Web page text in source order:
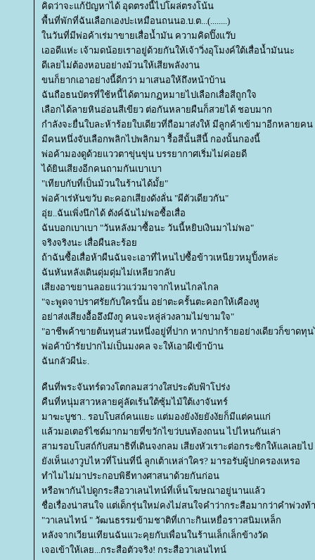
คิดว่าจะแก้ปัญหาได้ อุดตรงนี้ไปโผล่ตรงโน้น
พื้นที่พักที่ฉันเลือกเองปะเหมือนถนนอ.บ.ต...(........)
นวันที่มีพ่อค้าเร่มาขายเสื่อน้ำมัน ความคิดปิ๊งแว๊บ
เออดีแห่ะ เจ้ามดน้อยเราอยู่ด้วยกันให้เจ้าวิ่งอุโมงค์ใต้เสื่อน้ำมันนะ
ดีเลยไม่ต้องหอบอย่างม้วนให้เสียพลังงาน
ขนก็ยากเอาอย่างนี้ดีกว่า มาเสนอให้ถึงหน้าบ้าน
ฉันถือธนบัตรที่ใช้หนี้ได้ตามกฏหมายไปเลือกเสื่อสีถูกใจ
เลือกได้ลายหินอ่อนสีเขียว ต่อกันหลายผืนก็สวยได้ ชอบมาก
กำลังจะยื่นใบละห้าร้อยใบเดียวที่ถือมาส่งให้ มีลูกค้าเข้ามาอีกหลายคน
มีคนหนึ่งจับเลือกพลิกไปพลิกมา รื้อสีนั้นสีนี้ กองนั้นกองนี้
พ่อค้ามองดูด้วยแววตาขุ่นขุ่น บรรยากาศเริ่มไม่ค่อยดี
ได้ยินเสียงอีกคนถามกันเบาเบา
"เทียบกับที่เป็นม้วนในร้านได้มั้ย"
พ่อค้าเร่หันขวับ ตะคอกเสียงดังลั่น "ผีตัวเดียวกัน"
อุ่ย..ฉันเพิ่งนึกได้ ตังค์ฉันไม่พอซื้อเสื่อ
ฉันบอกเบาเบา "วันหลังมาซื้อนะ วันนี้หยิบเงินมาไม่พอ"
จริงจริงนะ เสื่อผืนละร้อ
ถ้าฉันซื้อเสื่อห้าผืนฉันจะเอาที่ไหนไปซื้อข้าวเหนียวหมูปิ้งหล่ะ
ฉันหันหลังเดินดุ่มดุ่มไม่เหลียวกลับ
เสียงอาขยานลอยแว่วแว่วมาจากไหนไกลไกล
"จะพูดจาปราศรัยกับใครนั้น อย่าตะครั้นตะคอกให้เคืองหู
อย่าส่งเสียงอื้ออึงมึงกู คนจะหลู่ล่วงลามไม่ขามใจ"
"อาชีพค้าขายต้นทุนส่วนหนึ่งอยู่ที่ปาก หากปากร้ายอย่างเดียวก็ขาดทุน
พ่อค้าบ้ารัยปากไม่เป็นมงคล จะให้เอาผีเข้าบ้าน
ฉันกลัวผีน่ะ.
คืนที่พระจันทร์ดวงโตกลมสว่างใสประดับฟ้าโปร่ง
คืนที่หนุ่มสาวหลายคู่ลัดเร้นใต้ซุ้มไม้ใต้เงาจันทร์
มาฆะบูชา.. รอบโบสถ์คนแยะ แต่มองยังงัยยังงัยก็มีแต่คนแก่
ล้วมอเตอร์ไซด์มากมายที่ขวักไขว่บนท้องถนน ไปไหนกันเล่า
สามรอบโบสถ์กับสมาธิที่เดินจงกลม เสียงหัวเราะต่อกระซิกให้แลเลยไป
ังเห็นเงาวูบไหวที่โน่นที่นี่ ลูกเต้าเหล่าใคร? มารอรับผู้ปกครองเหรอ
ทำไมไม่มาประกอบพิธีทางศาสนาด้วยกันก่อน
หรือพากันไปดูกระสือวาเลนไทน์ที่เห็นโฆษณาอยู่นานแล้ว
ชื่อเรื่องน่าสนใจ แต่เด็กรุ่นใหม่คงไม่สนใจคำว่ากระสือมากว่าคำพ่วง
"วาเลนไทน์ " วัฒนธรรมข้ามชาติที่เกาะกินเหยื่อราวสนิมเหล็ก
หลังจากเวียนเทียนฉันแวะคุยกับเพื่อนในร้านเล็กเล็กข้างวัด
เจอเข้าให้เลย...กระสือตัวจริง! กระสือวาเลนไทน์